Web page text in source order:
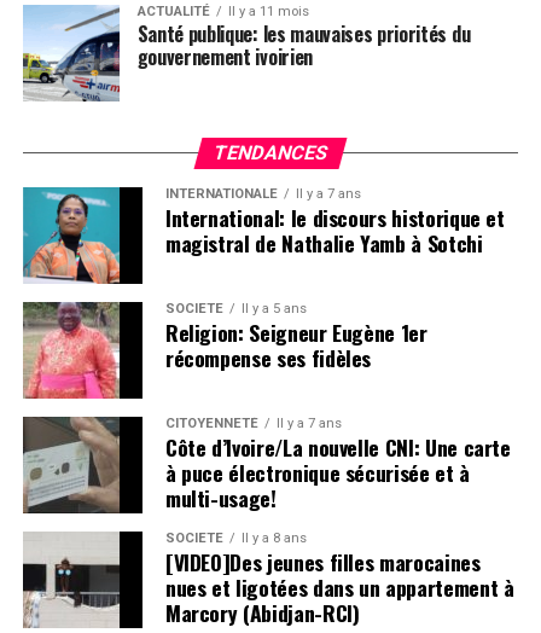
ACTUALITÉ Il y a 11 mois
Santé publique: les mauvaises priorités du
gouvernement ivoirien
TENDANCES
INTERNATIONALE Il y a 7 ans
International: le discours historique et
magistral de Nathalie Yamb à Sotchi
SOCIETE Il y a 5 ans
Religion: Seigneur Eugène 1er
récompense ses fidèles
CITOYENNETÉ Il y a 7 ans
Côte d’Ivoire/La nouvelle CNI: Une carte
à puce électronique sécurisée et à
multi-usage!
SOCIETE Il y a 8 ans
[VIDEO]Des jeunes filles marocaines
nues et ligotées dans un appartement à
Marcory (Abidjan-RCI)